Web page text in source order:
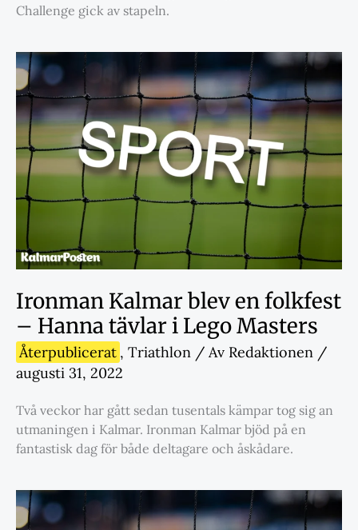
Challenge gick av stapeln.
Ironman Kalmar blev en folkfest
– Hanna tävlar i Lego Masters
Återpublicerat , Triathlon / Av Redaktionen /
augusti 31, 2022
Två veckor har gått sedan tusentals kämpar tog sig an
utmaningen i Kalmar. Ironman Kalmar bjöd på en
fantastisk dag för både deltagare och åskådare.